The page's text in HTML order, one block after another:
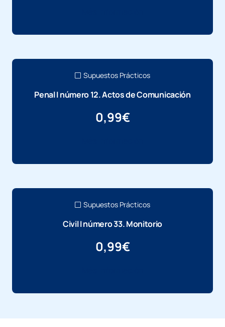
Supuestos Prácticos
Penal I número 12. Actos de Comunicación
0,99€
Supuestos Prácticos
Civil I número 33. Monitorio
0,99€